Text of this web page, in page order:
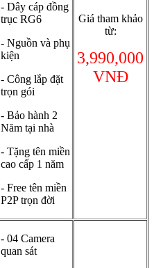
- Dây cáp đồng
trục RG6
- Nguồn và phụ
kiện
- Công lắp đặt
trọn gói
- Bảo hành 2
Năm tại nhà
- Tặng tên miền
cao cấp 1 năm
- Free tên miền
P2P trọn đời
Giá tham khảo
từ:
3,990,000
VNĐ
- 04 Camera
quan sát